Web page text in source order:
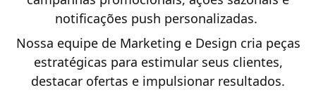
notificações push personalizadas.
Nossa equipe de Marketing e Design cria peças
estratégicas para estimular seus clientes,
destacar ofertas e impulsionar resultados.